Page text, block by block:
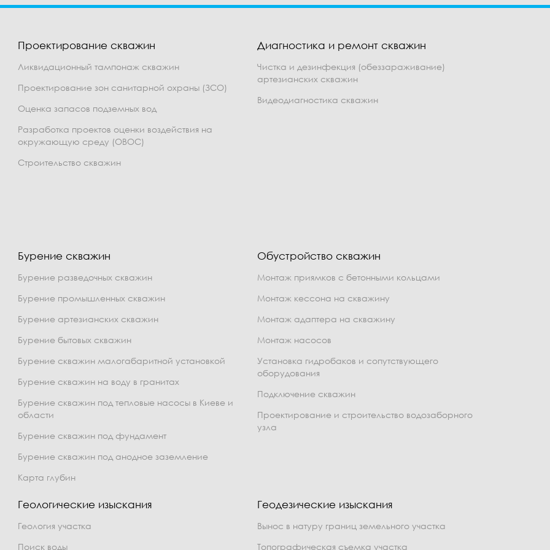
Проектирование скважин
Ликвидационный тампонаж скважин
Проектирование зон санитарной охраны (ЗСО)
Оценка запасов подземных вод
Разработка проектов оценки воздействия на
окружающую среду (ОВОС)
Строительство скважин
Диагностика и ремонт скважин
Чистка и дезинфекция (обеззараживание)
артезианских скважин
Видеодиагностика скважин
Бурение скважин
Бурение разведочных скважин
Бурение промышленных скважин
Бурение артезианских скважин
Бурение бытовых скважин
Бурение скважин малогабаритной установкой
Бурение скважин на воду в гранитах
Бурение скважин под тепловые насосы в Киеве и
области
Бурение скважин под фундамент
Бурение скважин под анодное заземление
Карта глубин
Обустройство скважин
Монтаж приямков с бетонными кольцами
Монтаж кессона на скважину
Монтаж адаптера на скважину
Монтаж насосов
Установка гидробаков и сопутствующего
оборудования
Подключение скважин
Проектирование и строительство водозаборного
узла
Геологические изыскания
Геология участка
Поиск воды
Геодезические изыскания
Вынос в натуру границ земельного участка
Топографическая съемка участка